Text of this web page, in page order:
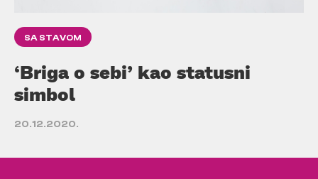
SA STAVOM
‘Briga o sebi’ kao statusni
simbol
20.12.2020.